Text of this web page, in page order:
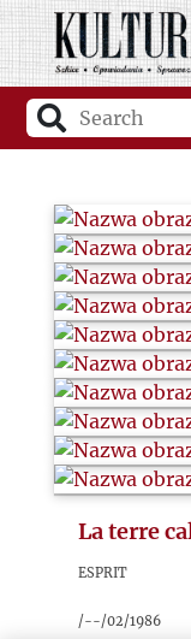
La terre
Esprit
/--/02/1986